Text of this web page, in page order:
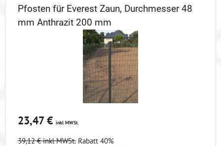
Pfosten für Everest Zaun, Durchmesser 48
mm Anthrazit 200 mm
23,47 € inkl MWSt.
39,12 €inkl MWSt. Rabatt 40%